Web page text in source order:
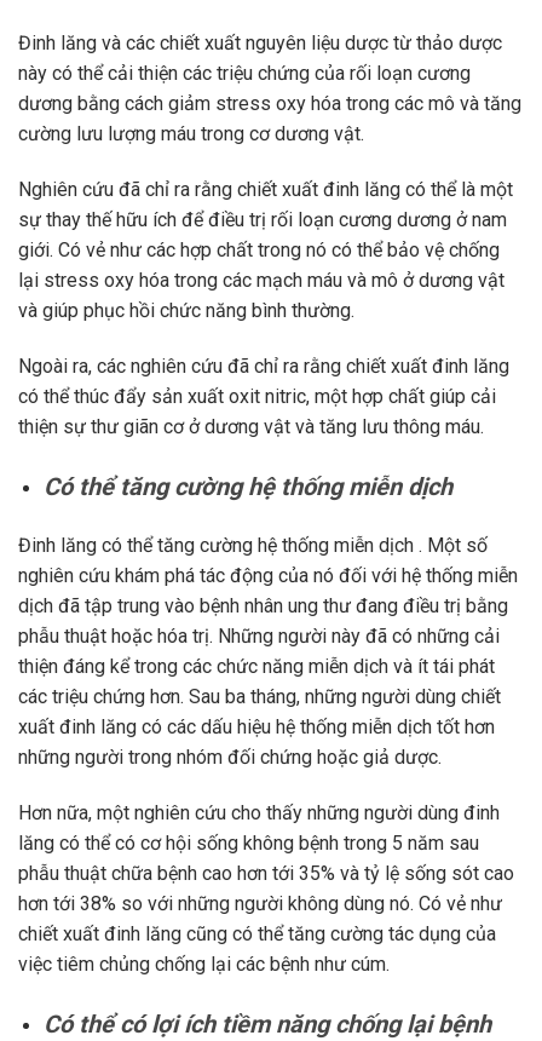
Đinh lăng và các chiết xuất nguyên liệu dược từ thảo dược
này có thể cải thiện các triệu chứng của rối loạn cương
dương bằng cách giảm stress oxy hóa trong các mô và tăng
cường lưu lượng máu trong cơ dương vật.
Nghiên cứu đã chỉ ra rằng chiết xuất đinh lăng có thể là một
sự thay thế hữu ích để điều trị rối loạn cương dương ở nam
giới. Có vẻ như các hợp chất trong nó có thể bảo vệ chống
lại stress oxy hóa trong các mạch máu và mô ở dương vật
và giúp phục hồi chức năng bình thường.
Ngoài ra, các nghiên cứu đã chỉ ra rằng chiết xuất đinh lăng
có thể thúc đẩy sản xuất oxit nitric, một hợp chất giúp cải
thiện sự thư giãn cơ ở dương vật và tăng lưu thông máu.
Có thể tăng cường hệ thống miễn dịch
Đinh lăng có thể tăng cường hệ thống miễn dịch . Một số
nghiên cứu khám phá tác động của nó đối với hệ thống miễn
dịch đã tập trung vào bệnh nhân ung thư đang điều trị bằng
phẫu thuật hoặc hóa trị. Những người này đã có những cải
thiện đáng kể trong các chức năng miễn dịch và ít tái phát
các triệu chứng hơn. Sau ba tháng, những người dùng chiết
xuất đinh lăng có các dấu hiệu hệ thống miễn dịch tốt hơn
những người trong nhóm đối chứng hoặc giả dược.
Hơn nữa, một nghiên cứu cho thấy những người dùng đinh
lăng có thể có cơ hội sống không bệnh trong 5 năm sau
phẫu thuật chữa bệnh cao hơn tới 35% và tỷ lệ sống sót cao
hơn tới 38% so với những người không dùng nó. Có vẻ như
chiết xuất đinh lăng cũng có thể tăng cường tác dụng của
việc tiêm chủng chống lại các bệnh như cúm.
Có thể có lợi ích tiềm năng chống lại bệnh